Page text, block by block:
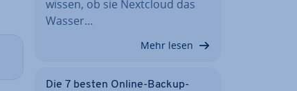
wissen, ob sie Nextcloud das
Wasser…
Mehr lesen
Die 7 besten Online-Backup-